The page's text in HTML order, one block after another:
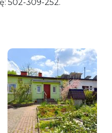
502-309-252.